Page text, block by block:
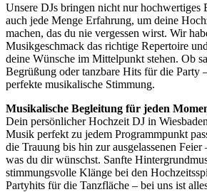
Unsere DJs bringen nicht nur hochwertiges
auch jede Menge Erfahrung, um deine
machen, das du nie vergessen wirst. Wir
Musikgeschmack das richtige Repertoire
deine Wünsche im Mittelpunkt stehen. Ob
Begrüßung oder tanzbare Hits für die Party
perfekte musikalische Stimmung.
Musikalische Begleitung für jeden
Dein persönlicher Hochzeit DJ in
Musik perfekt zu jedem Programmpunkt
die Trauung bis hin zur ausgelassenen Feier
was du dir wünschst. Sanfte
stimmungsvolle Klänge bei den
Partyhits für die Tanzfläche – bei uns ist